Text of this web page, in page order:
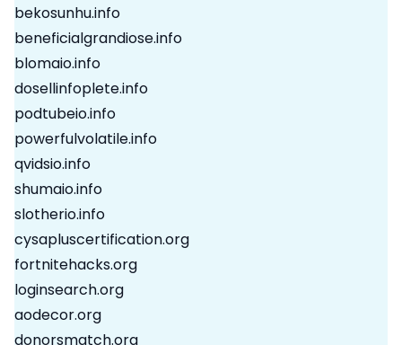
bekosunhu.info
beneficialgrandiose.info
blomaio.info
dosellinfoplete.info
podtubeio.info
powerfulvolatile.info
qvidsio.info
shumaio.info
slotherio.info
cysapluscertification.org
fortnitehacks.org
loginsearch.org
aodecor.org
donorsmatch.org